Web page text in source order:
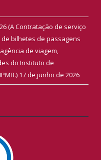
(A Contratação de serviço
bilhetes de passagens
de viagem,
do Instituto de
17 de junho de 2026